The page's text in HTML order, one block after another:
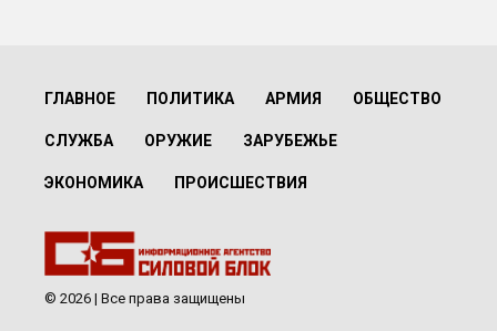
ГЛАВНОЕ ПОЛИТИКА АРМИЯ ОБЩЕСТВО
СЛУЖБА ОРУЖИЕ ЗАРУБЕЖЬЕ
ЭКОНОМИКА ПРОИСШЕСТВИЯ
© 2026 | Все права защищены